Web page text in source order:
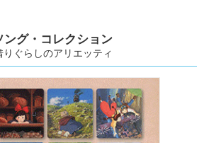
ング・コレクション
ぐらしのアリエッティ